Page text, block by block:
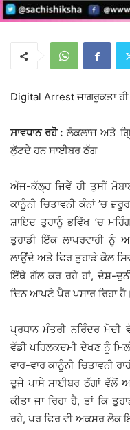
Digital Arrest ਜਾਗਰੂਕਤਾ
ਸਾਵਧਾਨ ਰਹੋ : ਲੋਕਲਾਜ ਅਤੇ
ਲੁੱਟਦੇ ਹਨ ਸਾਈਬਰ ਠੱਗ
ਅੱਜ-ਕੱਲ੍ਹ ਜਿਵੇਂ ਹੀ ਤੁਸੀਂ
ਕਾਨੂੰਨੀ ਚਿਤਾਵਨੀ ਕੰਨਾਂ ’ਚ
ਸ਼ਾਇਦ ਤੁਹਾਨੂੰ ਭਵਿੱਖ ’ਚ
ਤੁਹਾਡੀ ਇੱਕ ਲਾਪਰਵਾਹੀ
ਲਾਉਂਦੇ ਅਤੇ ਫਿਰ ਤੁਹਾਡੇ ਕੋਲ
ਇੱਥੇ ਗੱਲ ਕਰ ਰਹੇ ਹਾਂ, ਦੇਸ਼-
ਦਿਨ ਆਪਣੇ ਪੈਰ ਪਸਾਰ ਰਿਹਾ ਹੈ।
ਪ੍ਰਧਾਨ ਮੰਤਰੀ ਨਰਿੰਦਰ
ਵੱਡੀ ਪਹਿਲਕਦਮੀ ਦੇਖਣ ਨੂੰ
ਵਾਰ-ਵਾਰ ਕਾਨੂੰਨੀ ਚਿਤਾਵਨੀ
ਦੂਜੇ ਪਾਸੇ ਸਾਈਬਰ ਠੱਗਾਂ ਵੱਲੋਂ
ਕੀਤਾ ਜਾ ਰਿਹਾ ਹੈ, ਤਾਂ ਕਿ
ਰਹੇ, ਪਰ ਫਿਰ ਵੀ ਅਕਸਰ ਲੋਕ